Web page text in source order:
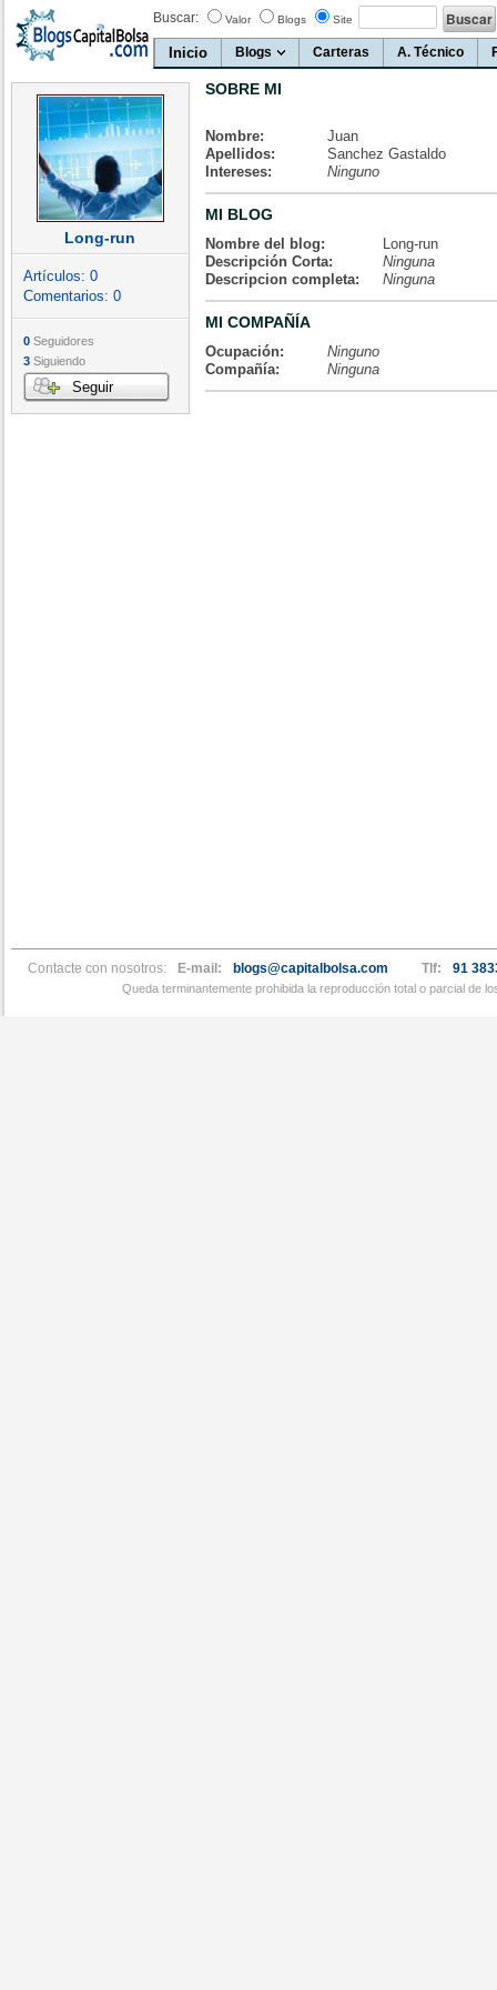
Buscar: Valor Blogs Site
Inicio Blogs Carteras A. Técnico
Long-run
Artículos: 0
Comentarios: 0
0 Seguidores
3 Siguiendo
Seguir
SOBRE MI
Nombre:
Juan
Apellidos:
Sanchez Gastaldo
Intereses:
Ninguno
MI BLOG
Nombre del blog:
Long-run
Descripción Corta:
Ninguna
Descripcion completa:
Ninguna
MI COMPAÑÍA
Ocupación:
Ninguno
Compañía:
Ninguna
Contacte con nosotros: E-mail: blogs@capitalbolsa.com Tlf: 91
Queda terminantemente prohibida la reproducción total o parcial de